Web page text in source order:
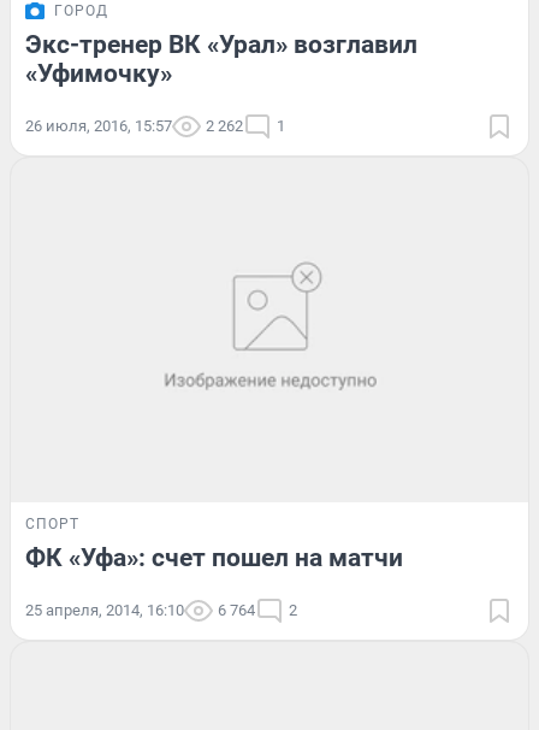
ГОРОД
Экс-тренер ВК «Урал» возглавил
«Уфимочку»
26 июля, 2016, 15:57 2 262 1
СПОРТ
ФК «Уфа»: счет пошел на матчи
25 апреля, 2014, 16:10 6 764 2